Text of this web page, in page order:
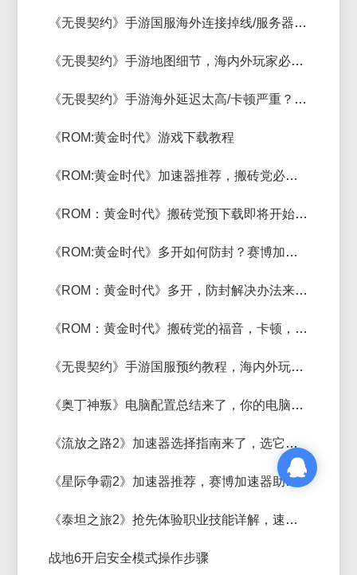
《无畏契约》手游国服海外连接掉线/服务器连接不上？赛博加速器一键解决
《无畏契约》手游地图细节，海内外玩家必知的胜负关键
《无畏契约》手游海外延迟太高/卡顿严重？快来了解解决办法！
《ROM:黄金时代》游戏下载教程
《ROM:黄金时代》加速器推荐，搬砖党必备，高效搬砖
《ROM：黄金时代》搬砖党预下载即将开始，加速器必看分享
《ROM:黄金时代》多开如何防封？赛博加速器轻松解决
《ROM：黄金时代》多开，防封解决办法来了，快来get
《ROM：黄金时代》搬砖党的福音，卡顿，掉帧速解方法来了
《无畏契约》手游国服预约教程，海内外玩家都可
《奥丁神叛》电脑配置总结来了，你的电脑合格了吗？
《流放之路2》加速器选择指南来了，选它，准没错
《星际争霸2》加速器推荐，赛博加速器助你告别延迟，卡顿！
《泰坦之旅2》抢先体验职业技能详解，速速围观
战地6开启安全模式操作步骤